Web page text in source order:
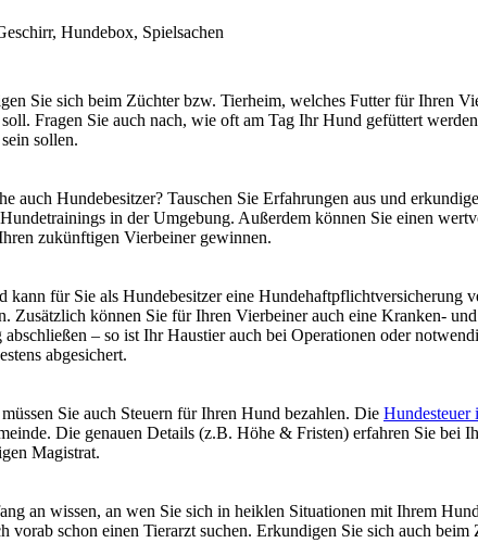
Hundebox, Spielsachen
Sie sich beim Züchter bzw. Tierheim, welches Futter für Ihren
Fragen Sie auch nach, wie oft am Tag Ihr Hund gefüttert
sollen.
auch Hundebesitzer? Tauschen Sie Erfahrungen aus und
in der Umgebung. Außerdem können Sie einen
zukünftigen Vierbeiner gewinnen.
kann für Sie als Hundebesitzer eine Hundehaftpflichtversicherung
Zusätzlich können Sie für Ihren Vierbeiner auch eine Kranken- und
– so ist Ihr Haustier auch bei Operationen oder
abgesichert.
Sie auch Steuern für Ihren Hund bezahlen. Die Hundesteuer
Die genauen Details (z.B. Höhe & Fristen) erfahren Sie bei
Magistrat.
an wissen, an wen Sie sich in heiklen Situationen mit Ihrem
vorab schon einen Tierarzt suchen. Erkundigen Sie sich auch beim